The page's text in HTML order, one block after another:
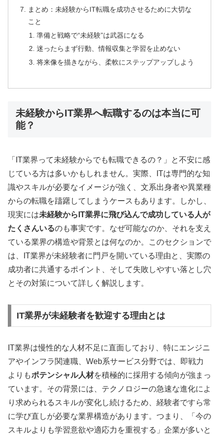
まとめ：未経験からIT転職を成功させるために大切な
こと
準備と戦略で“未経験”は武器になる
迷ったらまず行動、情報収集と学習を止めない
将来像を描きながら、柔軟にステップアップしよう
未経験からIT業界へ転職するのは本当に可
能？
「IT業界って未経験からでも転職できるの？」と不安に感
じている方は多いかもしれません。実際、ITは専門的な知
識やスキルが必要なイメージが強く、文系出身者や異業種
からの転職を躊躇してしまうケースもあります。しかし、
現実には未経験からIT業界に飛び込んで成功している人が
たくさんいるのも事実です。なぜ可能なのか、それを支え
ている業界の構造や背景とは何なのか。このセクションで
は、IT業界が未経験者に門戸を開いている理由と、実際の
成功者に共通するポイント、そして失敗しやすい落とし穴
とその対策について詳しく解説します。
IT業界が未経験者を歓迎する理由とは
IT業界は慢性的な人材不足に直面しており、特にエンジニ
アやインフラ関連職、Web系サービス分野では、即戦力
よりもポテンシャル人材を積極的に採用する傾向が強まっ
ています。その背景には、テクノロジーの急速な進化によ
り求められるスキルが変化し続けるため、経験者ですら常
に学び直しが必要な業界構造があります。つまり、「今の
スキルよりも学習意欲や適応力を重視する」企業が多いと